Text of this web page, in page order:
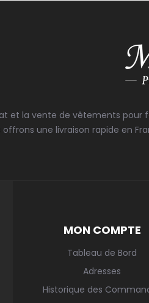
et la vente de vêtements
offrons une livraison rapide en
MON COMPTE
Tableau de Bord
Adresses
Historique des